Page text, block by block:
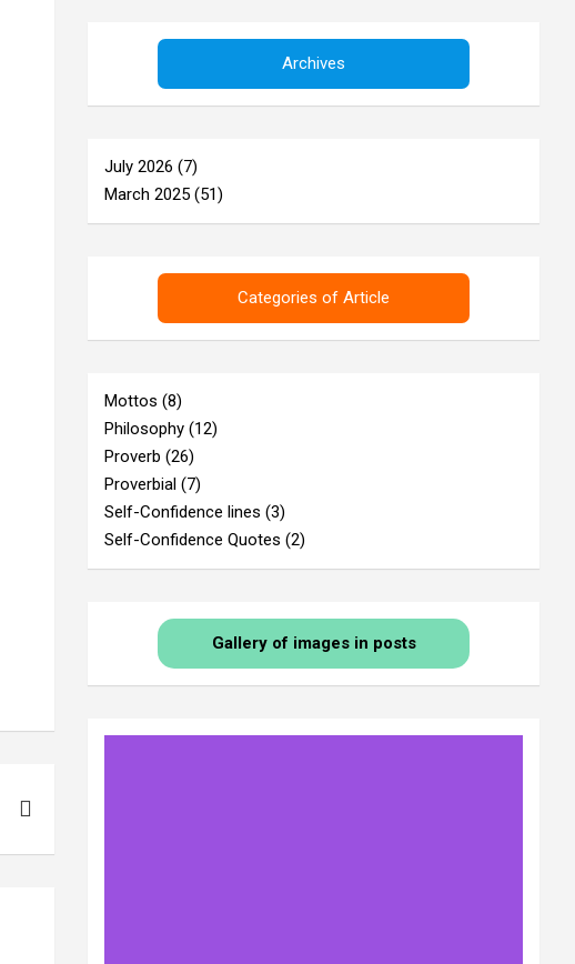
Archives
July 2026 (7)
March 2025 (51)
Categories of Article
Mottos (8)
Philosophy (12)
Proverb (26)
Proverbial (7)
Self-Confidence lines (3)
Self-Confidence Quotes (2)
Gallery of images in posts